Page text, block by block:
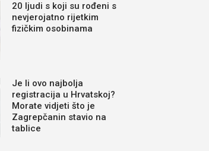
20 ljudi s koji su rođeni s
nevjerojatno rijetkim
fizičkim osobinama
Je li ovo najbolja
registracija u Hrvatskoj?
Morate vidjeti što je
Zagrepčanin stavio na
tablice